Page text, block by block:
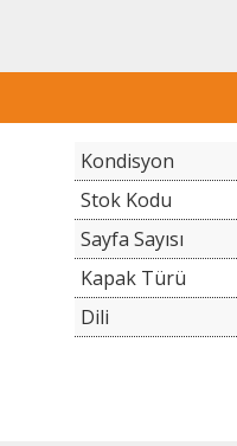
Kondisyon
Stok Kodu
Sayfa Sayısı
Kapak Türü
Dili